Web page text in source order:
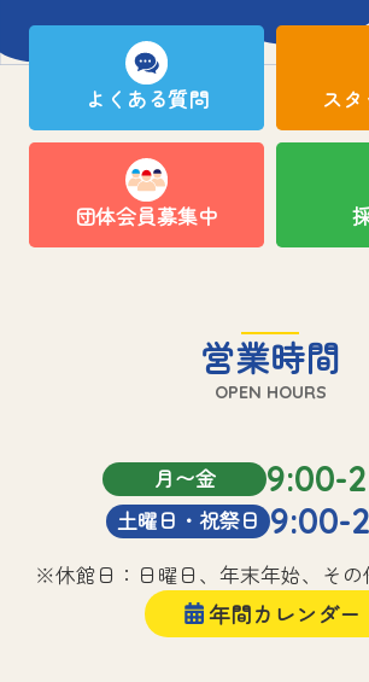
よくある質問 ス
団体会員募集中
営業時間
OPEN HOURS
月〜金 9:00-
土曜日・祝祭日 9:00-
※休館日：日曜日、年末年始、その
年間カレンダー